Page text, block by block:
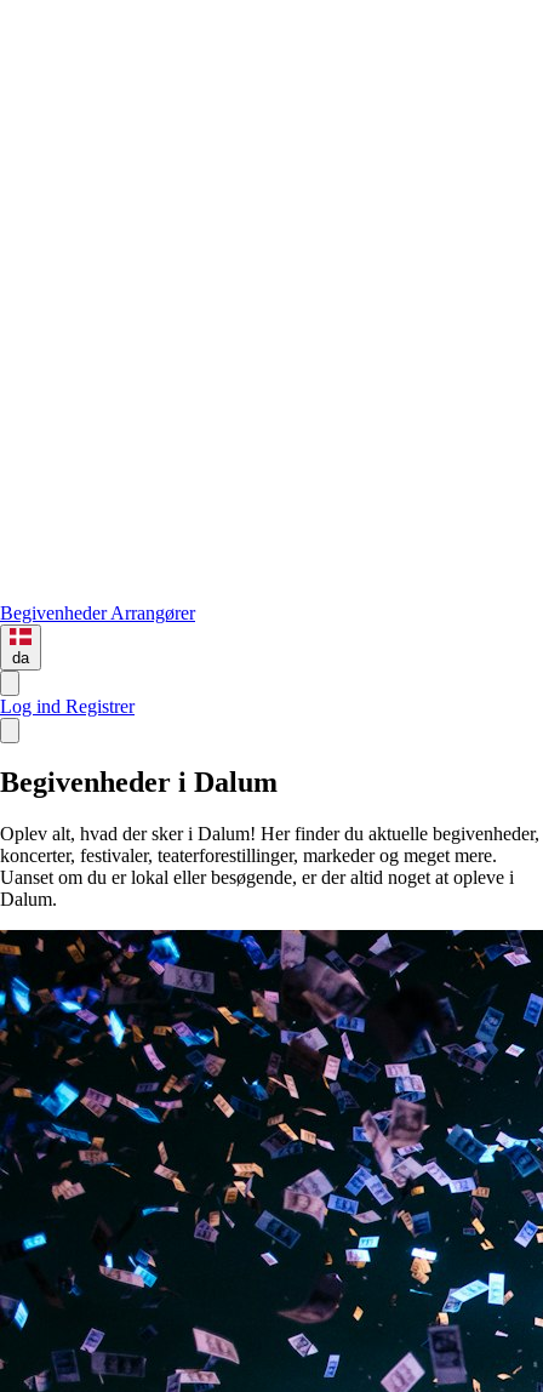
BegivenhederArrangører
da
Log ind Registrer
Begivenheder i Dalum
Oplev alt, hvad der sker i Dalum! Her finder du aktuelle begivenheder,
koncerter, festivaler, teaterforestillinger, markeder og meget mere.
Uanset om du er lokal eller besøgende, er der altid noget at opleve i
Dalum.